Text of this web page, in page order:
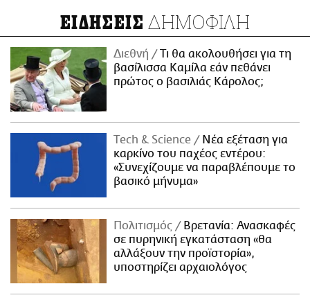
ΕΙΔΗΣΕΙΣ ΔΗΜΟΦΙΛΗ
Διεθνή
Τι θα ακολουθήσει για τη
βασίλισσα Καμίλα εάν πεθάνει
πρώτος ο βασιλιάς Κάρολος;
Τech & Science
Νέα εξέταση για
καρκίνο του παχέος εντέρου:
«Συνεχίζουμε να παραβλέπουμε το
βασικό μήνυμα»
Πολιτισμός
Βρετανία: Ανασκαφές
σε πυρηνική εγκατάσταση «θα
αλλάξουν την προϊστορία»,
υποστηρίζει αρχαιολόγος